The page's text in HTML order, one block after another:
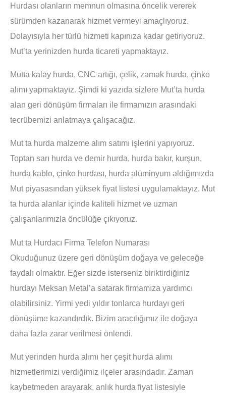
Hurdası olanların memnun olmasına öncelik vererek
sürümden kazanarak hizmet vermeyi amaçlıyoruz.
Dolayısıyla her türlü hizmeti kapınıza kadar getiriyoruz.
Mut’ta yerinizden hurda ticareti yapmaktayız.
Mutta kalay hurda, CNC artığı, çelik, zamak hurda, çinko
alımı yapmaktayız. Şimdi ki yazıda sizlere Mut’ta hurda
alan geri dönüşüm firmaları ile firmamızın arasındaki
tecrübemizi anlatmaya çalışacağız.
Mut ta hurda malzeme alım satımı işlerini yapıyoruz.
Toptan sarı hurda ve demir hurda, hurda bakır, kurşun,
hurda kablo, çinko hurdası, hurda alüminyum aldığımızda
Mut piyasasından yüksek fiyat listesi uygulamaktayız. Mut
ta hurda alanlar içinde kaliteli hizmet ve uzman
çalışanlarımızla öncülüğe çıkıyoruz.
Mut ta Hurdacı Firma Telefon Numarası
Okuduğunuz üzere geri dönüşüm doğaya ve geleceğe
faydalı olmaktır. Eğer sizde isterseniz biriktirdiğiniz
hurdayı Meksan Metal’a satarak firmamıza yardımcı
olabilirsiniz. Yirmi yedi yıldır tonlarca hurdayı geri
dönüşüme kazandırdık. Bizim aracılığımız ile doğaya
daha fazla zarar verilmesi önlendi.
Mut yerinden hurda alımı her çeşit hurda alımı
hizmetlerimizi verdiğimiz ilçeler arasındadır. Zaman
kaybetmeden arayarak, anlık hurda fiyat listesiyle